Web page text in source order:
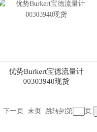
优势Burkert宝德流量计
00303940现货
下一页 末页 跳转到第 页